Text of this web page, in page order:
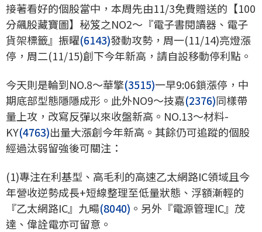
接著看好的個股當中，本周先由11/3免費贈送的【100
分飆股藏寶圖】秘笈之NO2～『電子書閱讀器、電子
貨架標籤』振曜(6143)發動攻勢，周一(11/14)亮燈漲
停，周二(11/15)創下今年新高，請自設移動停利點。
今天則是輪到NO.8～華擎(3515)一早9:06鎖漲停，中
期底部型態隱隱成形。此外NO9～技嘉(2376)同樣帶
量上攻，改寫反彈以來收盤新高。NO.13～材料-
KY(4763)出量大漲創今年新高。其餘仍可追蹤的個股
經過汰弱留強後可關注：
(1)專注在利基型、高毛利的高速乙太網路IC領域且今
年營收逆勢成長+短線整理至低量狀態、浮額漸輕的
『乙太網路IC』九暘(8040) 。另外『電源管理IC』茂
達、偉詮電亦可留意。